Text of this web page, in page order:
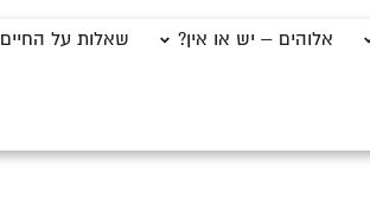
אלוהים – יש או אין? שאלות על החיים